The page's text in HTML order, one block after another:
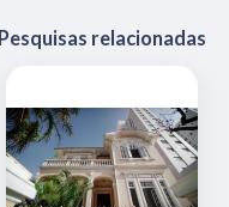
Pesquisas relacionadas